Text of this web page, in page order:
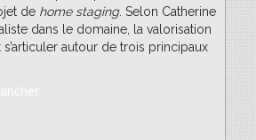
de home staging. Selon Catherine
dans le domaine, la valorisation
autour de trois principaux